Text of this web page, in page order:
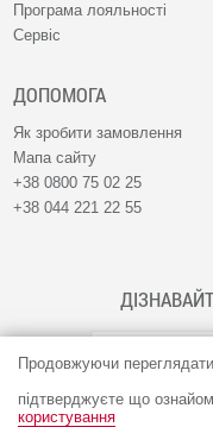
Продовжуючи
підтверджуєте що
користування
Програма лояльності
Сервіс
ДОПОМОГА
Як зробити замовлення
Мапа сайту
+38 0800 75 02 25
+38 044 221 22 55